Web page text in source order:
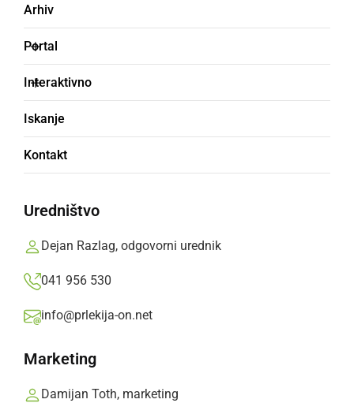
Arhiv
Portal
Interaktivno
Iskanje
Kontakt
Uredništvo
Dejan Razlag, odgovorni urednik
041 956 530
info@prlekija-on.net
Marketing
Damijan Toth, marketing
DRUŽABNO
V Orehovcih postavili 27 metrov visok mlaj
Družabno
Črna kronika